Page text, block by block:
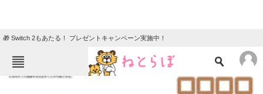
🎁 Switch 2もあたる！ プレゼントキャンペーン実施中！
ねとらぼメニュー